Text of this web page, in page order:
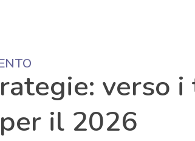
verso
il 2026